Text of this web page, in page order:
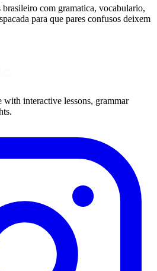
com gramatica, vocabulario,
para que pares confusos deixem
interactive lessons, grammar